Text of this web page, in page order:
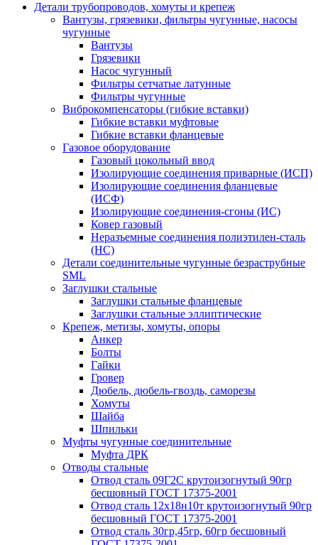
Детали трубопроводов, хомуты и крепеж
Вантузы, грязевики, фильтры чугунные, насосы
чугунные
Вантузы
Грязевики
Насос чугунный
Фильтры сетчатые латунные
Фильтры чугунные
Виброкомпенсаторы (гибкие вставки)
Гибкие вставки муфтовые
Гибкие вставки фланцевые
Газовое оборудование
Газовый цокольный ввод
Изолирующие соединения приварные (ИСП)
Изолирующие соединения фланцевые
(ИСФ)
Изолирующие соединения-сгоны (ИС)
Ковер газовый
Неразъемные соединения полиэтилен-сталь
(НС)
Детали соединительные чугунные безраструбные
SML
Заглушки стальные
Заглушки стальные фланцевые
Заглушки стальные эллиптические
Крепеж, метизы, хомуты, опоры
Анкер
Болты
Гайки
Гровер
Дюбель, дюбель-гвоздь, саморезы
Хомуты
Шайба
Шпильки
Муфты чугунные соединительные
Муфта ДРК
Отводы стальные
Отвод сталь 09Г2С крутоизогнутый 90гр
бесшовный ГОСТ 17375-2001
Отвод сталь 12х18н10т крутоизогнутый 90гр
бесшовный ГОСТ 17375-2001
Отвод сталь 30гр,45гр, 60гр бесшовный